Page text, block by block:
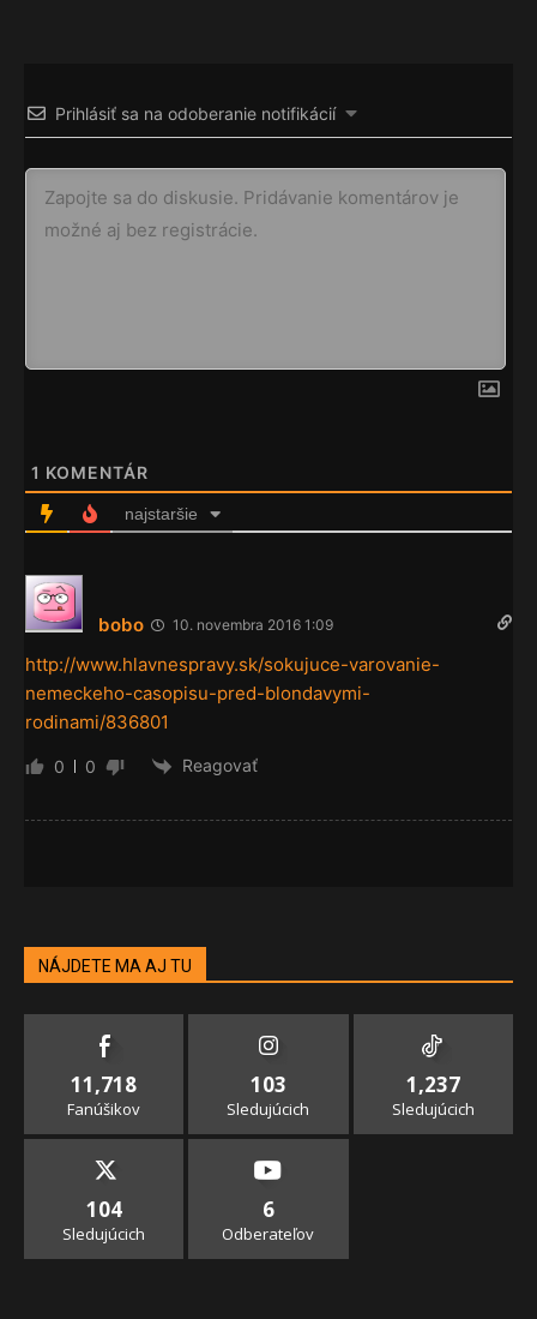
Prihlásiť sa na odoberanie notifikácií
1 KOMENTÁR
najstaršie
bobo 10. novembra 2016 1:09
http://www.hlavnespravy.sk/sokujuce-varovanie-
nemeckeho-casopisu-pred-blondavymi-
rodinami/836801
0 0 Reagovať
NÁJDETE MA AJ TU
11,718
Fanúšikov
103
Sledujúcich
1,237
Sledujúcich
104
Sledujúcich
6
Odberateľov